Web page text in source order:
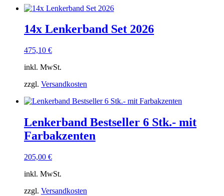
14x Lenkerband Set 2026
475,10 €
inkl. MwSt.
zzgl. Versandkosten
Lenkerband Bestseller 6 Stk.- mit
Farbakzenten
205,00 €
inkl. MwSt.
zzgl. Versandkosten